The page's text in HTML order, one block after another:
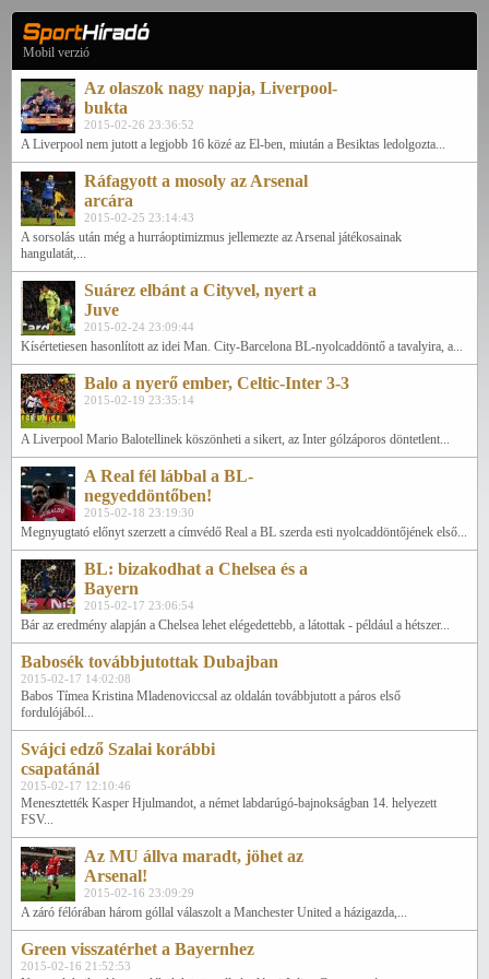
Mobil verzió
Az olaszok nagy napja, Liverpool-
bukta
2015-02-26 23:36:52
A Liverpool nem jutott a legjobb 16 közé az El-ben, miután a Besiktas ledolgozta...
Ráfagyott a mosoly az Arsenal
arcára
2015-02-25 23:14:43
A sorsolás után még a hurráoptimizmus jellemezte az Arsenal játékosainak
hangulatát,...
Suárez elbánt a Cityvel, nyert a
Juve
2015-02-24 23:09:44
Kísértetiesen hasonlított az idei Man. City-Barcelona BL-nyolcaddöntő a tavalyira, a...
Balo a nyerő ember, Celtic-Inter 3-3
2015-02-19 23:35:14
A Liverpool Mario Balotellinek köszönheti a sikert, az Inter gólzáporos döntetlent...
A Real fél lábbal a BL-
negyeddöntőben!
2015-02-18 23:19:30
Megnyugtató előnyt szerzett a címvédő Real a BL szerda esti nyolcaddöntőjének első...
BL: bizakodhat a Chelsea és a
Bayern
2015-02-17 23:06:54
Bár az eredmény alapján a Chelsea lehet elégedettebb, a látottak - például a hétszer...
Babosék továbbjutottak Dubajban
2015-02-17 14:02:08
Babos Tímea Kristina Mladenoviccsal az oldalán továbbjutott a páros első
fordulójából...
Svájci edző Szalai korábbi
csapatánál
2015-02-17 12:10:46
Menesztették Kasper Hjulmandot, a német labdarúgó-bajnokságban 14. helyezett
FSV...
Az MU állva maradt, jöhet az
Arsenal!
2015-02-16 23:09:29
A záró félórában három góllal válaszolt a Manchester United a házigazda,...
Green visszatérhet a Bayernhez
2015-02-16 21:52:53